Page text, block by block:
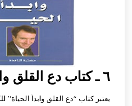
٦ ـ كتاب دع القلق وابدأ الحياة
يعتبر كتاب “دع القلق وابدأ الحياة”